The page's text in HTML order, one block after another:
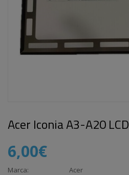
Acer Iconia A3-A20 LCD
6,00€
Marca:
Acer